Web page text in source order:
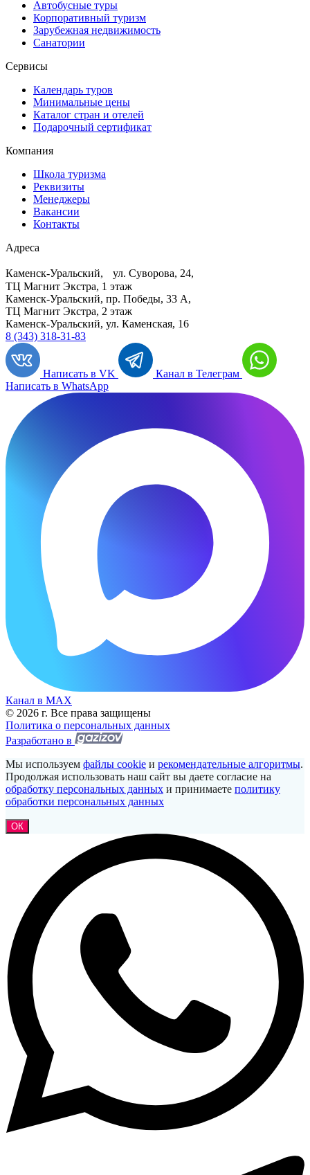
Автобусные туры
Корпоративный туризм
Зарубежная недвижимость
Санатории
Сервисы
Календарь туров
Минимальные цены
Каталог стран и отелей
Подарочный сертификат
Компания
Школа туризма
Реквизиты
Менеджеры
Вакансии
Контакты
Адреса
Каменск-Уральский, ул. Суворова, 24,
ТЦ Магнит Экстра, 1 этаж
Каменск-Уральский, пр. Победы, 33 А,
ТЦ Магнит Экстра, 2 этаж
Каменск-Уральский, ул. Каменская, 16
8 (343) 318-31-83
Написать в VK
Канал в Телеграм
Написать в WhatsApp
Канал в МАХ
© 2026 г. Все права защищены
Политика о персональных данных
Разработано в
Мы используем файлы cookie и рекомендательные алгоритмы.
Продолжая использовать наш сайт вы даете согласие на
обработку персональных данных и принимаете политику
обработки персональных данных
ОК